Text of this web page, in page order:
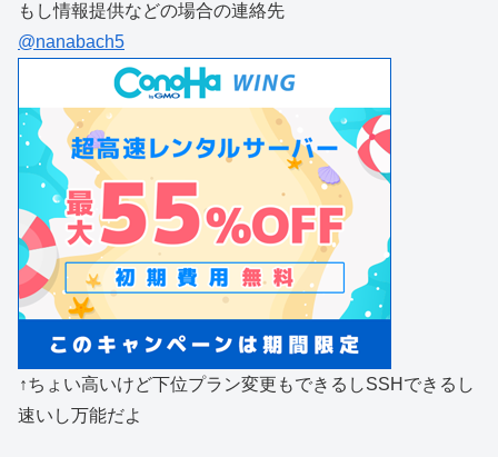
もし情報提供などの場合の連絡先
@nanabach5
↑ちょい高いけど下位プラン変更もできるしSSHできるし
速いし万能だよ